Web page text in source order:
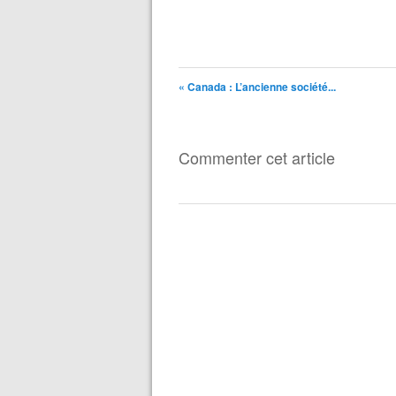
« Canada : L’ancienne société...
Commenter cet article